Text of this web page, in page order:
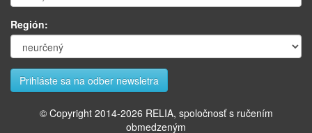
Región:
© Copyright 2014-2026 RELIA, spoločnosť s ručením
obmedzeným